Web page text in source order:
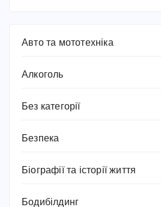
Авто та мототехніка
Алкоголь
Без категорії
Безпека
Біографії та історії життя
Бодибілдинг